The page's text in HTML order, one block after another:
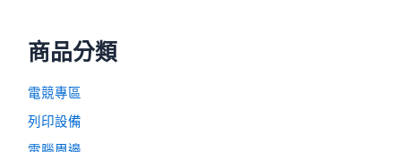
項
車
VA249HGZ/23.
8吋IPS寬螢幕